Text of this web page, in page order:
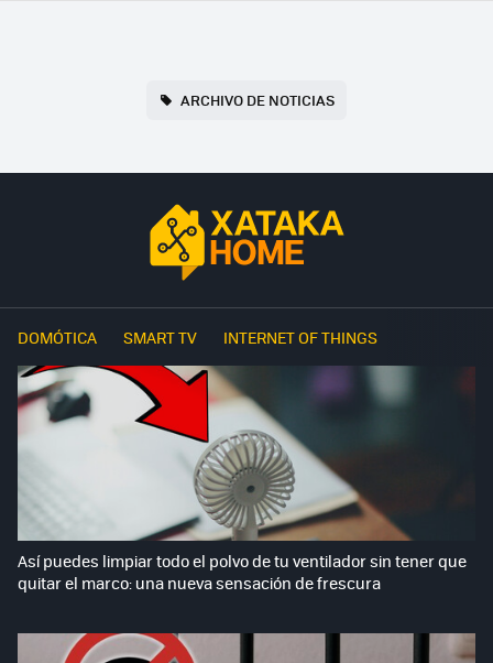
ARCHIVO DE NOTICIAS
DOMÓTICA SMART TV INTERNET OF THINGS
Así puedes limpiar todo el polvo de tu ventilador sin tener que
quitar el marco: una nueva sensación de frescura